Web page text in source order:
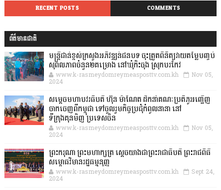
RECENT POSTS COMMENTS
ព័ត៌មានជាតិ
មន្ត្រីជាន់ខ្ពស់ក្រសួងអភិវឌ្ឍន៍ជនបទ ចុះត្រួតពិនិត្យវាយតម្លៃបញ្ចប់
សុពលភាពចំនួន២គម្រោង នៅឃុំកិះចុង ស្រុកបរកែវ
www.k-rasmeydomreymeasposttv.com.kh Nov 05,
2024
សម្តេចមហាបវរធិបតី ហ៊ុន ម៉ាណែត ដឹកនាំគណៈប្រតិភូអញ្ជើញ
ចាកចេញពីកម្ពុជា ទៅចូលរួមកិច្ចប្រជុំកំពូលនានា នៅ
ទីក្រុងគុនមិញ ប្រទេសចិន
www.k-rasmeydomreymeasposttv.com.kh Nov 05,
2024
ព្រះករុណា ព្រះមហាក្សត្រ ស្តេចយាងជាព្រះរាជាធិបតី ព្រះរាជពិធី
សម្ពោធវិមានរដ្ឋធម្មនុញ្ញ
www.k-rasmeydomreymeasposttv.com.kh Sept 24,
2024